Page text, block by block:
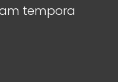
tempora